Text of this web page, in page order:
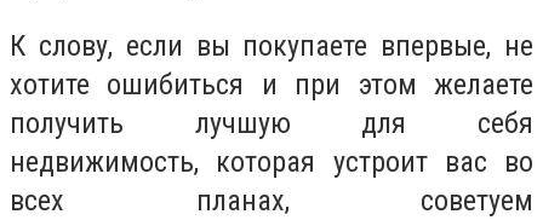
К слову, если вы покупаете впервые, не
хотите ошибиться и при этом желаете
получить лучшую для себя
недвижимость, которая устроит вас во
всех планах, советуем